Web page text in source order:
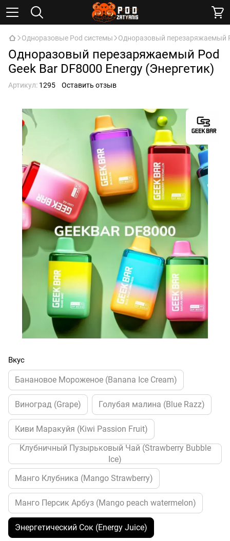
Одноразовые Pod системы Одноразовый перезаряжаемый
Одноразовый перезаряжаемый Pod
Geek Bar DF8000 Energy (Энергетик)
Артикул: 1295 Оставить отзыв
Вкус
Банановое Мороженое (Banana Ice Cream)
Виноград (Grape) Голубая малина (Blue Razz)
Киви Маракуйя (Kiwi Passion Fruit)
Клубничный Пузырьковый Чай (Strawberry Bubble
Ice)
Манго Клубника (Mango Strawberry)
Манго Персик Арбуз (Mango peach watermelon)
Энергетический Сок (Energy Juice)